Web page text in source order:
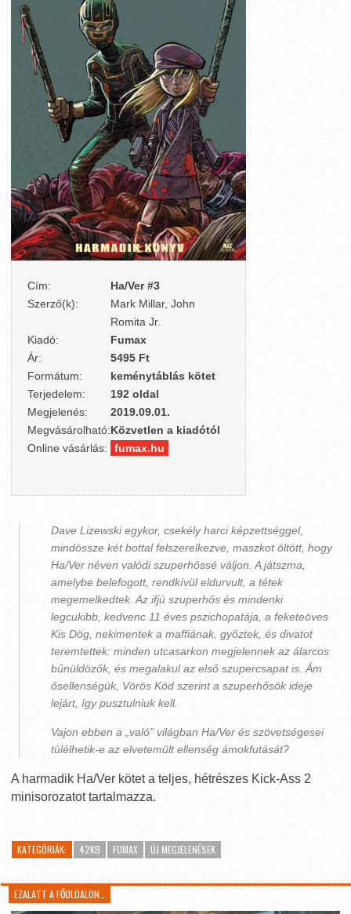
Cím:
Ha/Ver #3
Szerző(k):
Mark Millar, John
Romita Jr.
Kiadó:
Fumax
Ár:
5495 Ft
Formátum:
keménytáblás kötet
Terjedelem:
192 oldal
Megjelenés:
2019.09.01.
Megvásárolható:Közvetlen a kiadótól
Online vásárlás:
fumax.hu
Dave Lizewski egykor, csekély harci képzettséggel,
mindössze két bottal felszerelkezve, maszkot öltött, hogy
Ha/Ver néven valódi szuperhőssé váljon. A játszma,
amelybe belefogott, rendkívül eldurvult, a tétek
megemelkedtek. Az ifjú szuperhős és mindenki
legcukibb, kedvenc 11 éves pszichopatája, a feketeöves
Kis Dög, nekimentek a maffiának, győztek, és divatot
teremtettek: minden utcasarkon megjelennek az álarcos
bűnüldözők, és megalakul az első szupercsapat is. Ám
ősellenségük, Vörös Köd szerint a szuperhősök ideje
lejárt, így pusztulniuk kell.
Vajon ebben a „való” világban Ha/Ver és szövetségesei
túlélhetik-e az elvetemült ellenség ámokfutását?
A harmadik Ha/Ver kötet a teljes, hétrészes Kick-Ass 2
minisorozatot tartalmazza.
KATEGÓRIÁK: 42KB FUMAX ÚJ MEGJELENÉSEK
EZALATT A FŐOLDALON…